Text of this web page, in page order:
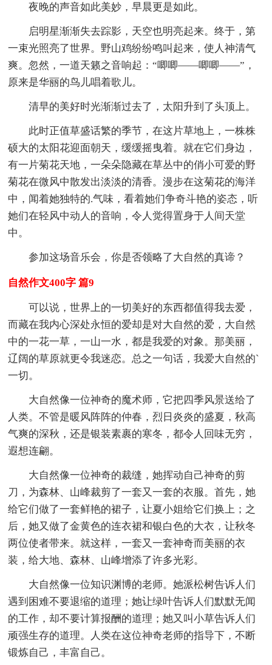
夜晚的声音如此美妙，早晨更是如此。
启明星渐渐失去踪影，天空也明亮起来。终于，第
一束光照亮了世界。野山鸡纷纷鸣叫起来，使人神清气
爽。忽然，一道天籁之音响起：“唧唧——唧唧——”，
原来是华丽的鸟儿唱着歌儿。
清早的美好时光渐渐过去了，太阳升到了头顶上。
此时正值草盛话繁的季节，在这片草地上，一株株
硕大的太阳花迎面朝天，缓缓摇曳着。就在它们身边，
有一片菊花天地，一朵朵隐藏在草丛中的俏小可爱的野
菊花在微风中散发出淡淡的清香。漫步在这菊花的海洋
中，闻着她独特的.气味，看着她们争奇斗艳的姿态，听
她们在轻风中动人的音响，令人觉得置身于人间天堂
中。
参加这场音乐会，你是否领略了大自然的真谛？
自然作文400字 篇9
可以说，世界上的一切美好的东西都值得我去爱，
而藏在我内心深处永恒的爱却是对大自然的爱，大自然
中的一花一草，一山一水，都是我爱的对象。那美丽，
辽阔的草原就更令我迷恋。总之一句话，我爱大自然的`
一切。
大自然像一位神奇的魔术师，它把四季风景送给了
人类。不管是暖风阵阵的仲春，烈日炎炎的盛夏，秋高
气爽的深秋，还是银装素裹的寒冬，都令人回味无穷，
遐想连翩。
大自然像一位神奇的裁缝，她挥动自己神奇的剪
刀，为森林、山峰裁剪了一套又一套的衣服。首先，她
给它们做了一套鲜艳的裙子，让夏小姐给它们换上；之
后，她又做了金黄色的连衣裙和银白色的大衣，让秋冬
两位使者带来。就这样，一套又一套神奇而美丽的衣
装，给大地、森林、山峰增添了许多光彩。
大自然像一位知识渊博的老师。她派松树告诉人们
遇到困难不要退缩的道理；她让绿叶告诉人们默默无闻
的工作，却不要计算报酬的道理；她又叫小草告诉人们
顽强生存的道理。人类在这位神奇老师的指导下，不断
锻炼自己，丰富自己。